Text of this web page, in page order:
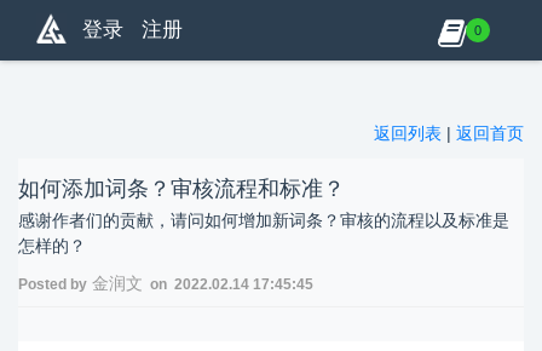
0
登录 注册
返回列表 | 返回首页
如何添加词条？审核流程和标准？
感谢作者们的贡献，请问如何增加新词条？审核的流程以及标准是
怎样的？
Posted by 金润文 on 2022.02.14 17:45:45